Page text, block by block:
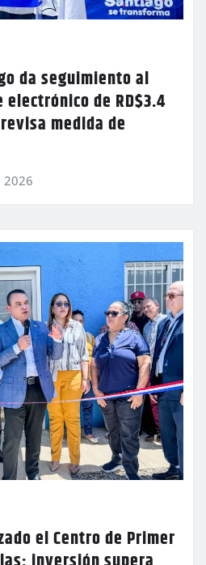
da seguimiento al
de RD$3.4
medida de
2026
el Centro de Primer